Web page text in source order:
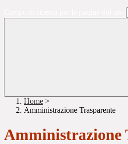
Home >
Amministrazione Trasparente
Amministrazione